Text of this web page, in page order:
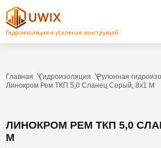
Главная Гидроизоляция
Рулонная
Линокром Рем ТКП 5,0 Сланец Серый, 8х1 М
ЛИНОКРОМ РЕМ ТКП 5,0
М